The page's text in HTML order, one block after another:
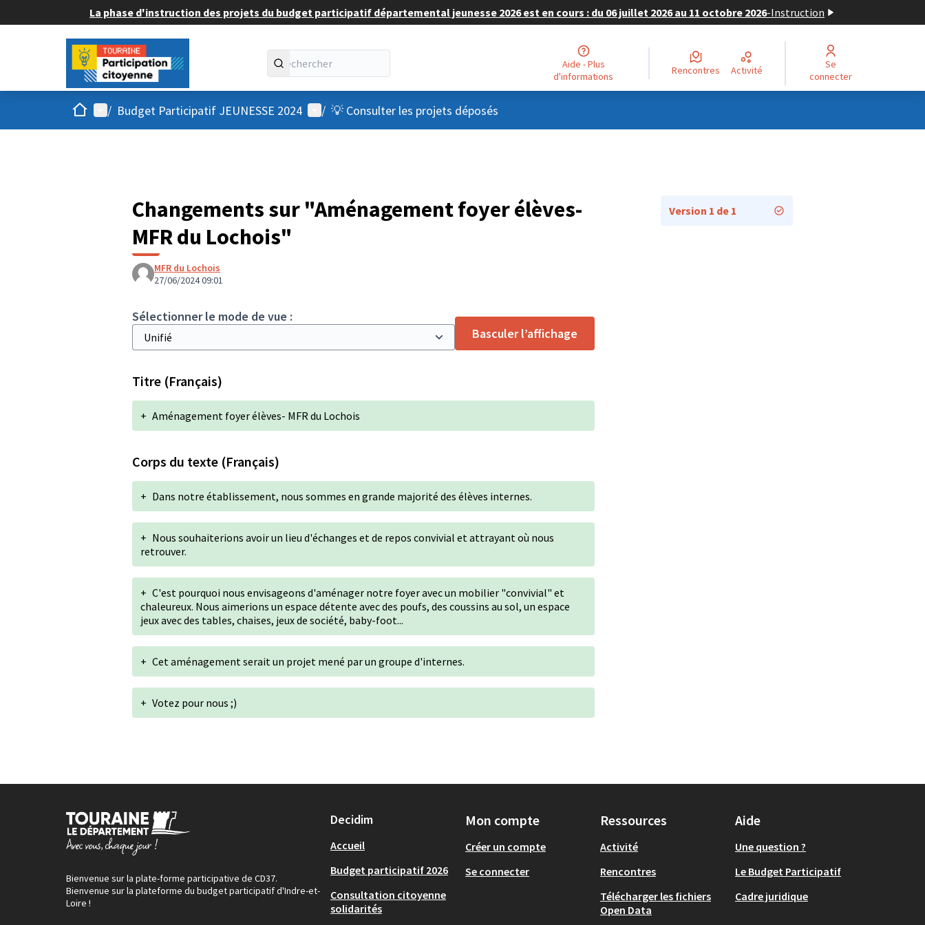
La phase d'instruction des projets du budget participatif départemental jeunesse 2026 est en cours : du 06 juillet 2026 au 11 octobre 2026-Instruction
Aide - Plus
d'informations
Rencontres Activité
Se
connecter
AccueilMenu principal
/ Budget Participatif JEUNESSE 2024 Menu utilisateur
/ 💡 Consulter les projets déposés
Changements sur "Aménagement foyer élèves-
MFR du Lochois"
MFR du Lochois
27/06/2024 09:01
Sélectionner le mode de vue :
Basculer l’affichage
Titre (Français)
+ Aménagement foyer élèves- MFR du Lochois
Corps du texte (Français)
+ Dans notre établissement, nous sommes en grande majorité des élèves internes.
+ Nous souhaiterions avoir un lieu d'échanges et de repos convivial et attrayant où nous
retrouver.
+ C'est pourquoi nous envisageons d'aménager notre foyer avec un mobilier "convivial" et
chaleureux. Nous aimerions un espace détente avec des poufs, des coussins au sol, un espace
jeux avec des tables, chaises, jeux de société, baby-foot...
+ Cet aménagement serait un projet mené par un groupe d'internes.
+ Votez pour nous ;)
Version 1 de 1
Bienvenue sur la plate-forme participative de CD37.
Bienvenue sur la plateforme du budget participatif d'Indre-et-
Loire !
Decidim
Accueil
Budget participatif 2026
Consultation citoyenne
solidarités
Mon compte
Créer un compte
Se connecter
Ressources
Activité
Rencontres
Télécharger les fichiers
Open Data
Aide
Une question ?
Le Budget Participatif
Cadre juridique